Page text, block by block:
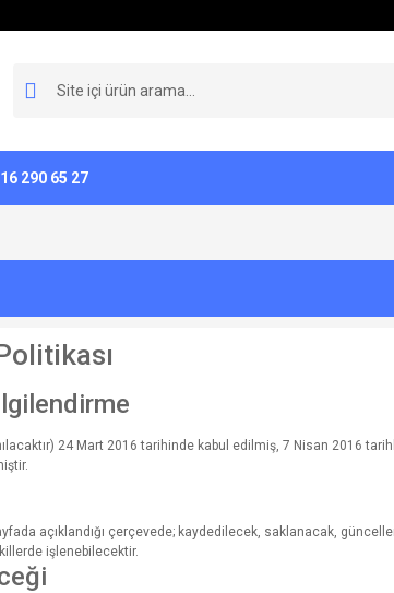
290 65 27
24 Mart 2016 tarihinde kabul edilmiş, 7 Nisan 2016
açıklandığı çerçevede; kaydedilecek, saklanacak,
işlenebilecektir.